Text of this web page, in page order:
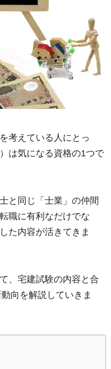
考えている人にとっ
は気になる資格の1つで
と同じ「士業」の仲間
職に有利なだけでな
た内容が活きてきま
、宅建試験の内容と合
向を解説していきま